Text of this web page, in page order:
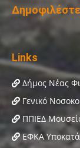
Links
Δήμος Νέας
Γενικό
ΠΠΙΕΔ
ΕΦΚΑ